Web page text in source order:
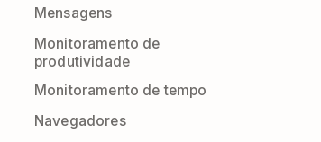
Mensagens
Monitoramento de
produtividade
Monitoramento de tempo
Navegadores